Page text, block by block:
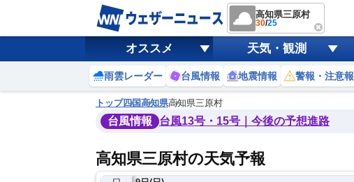
高知県三原村
30/25
オススメ 天気・観測
雨雲レーダー 台風情報 地震情報 警報・注意報
トップ四国高知県高知県三原村
台風情報 台風13号・15号｜今後の予想進路
高知県三原村の天気予報